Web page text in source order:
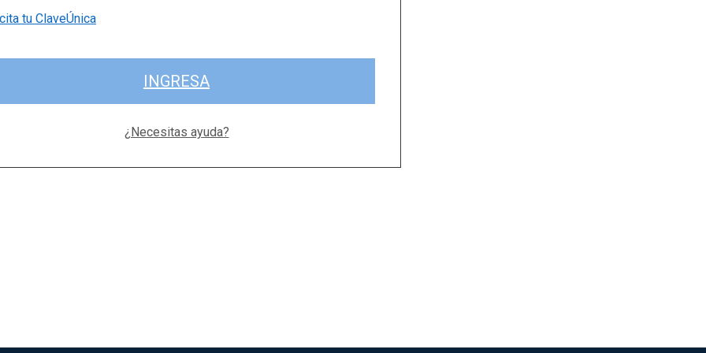
tu ClaveÚnica
INGRESA
¿Necesitas ayuda?